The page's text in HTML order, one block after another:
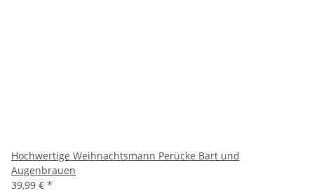
Hochwertige Weihnachtsmann Perücke Bart und
Augenbrauen
39,99 € *